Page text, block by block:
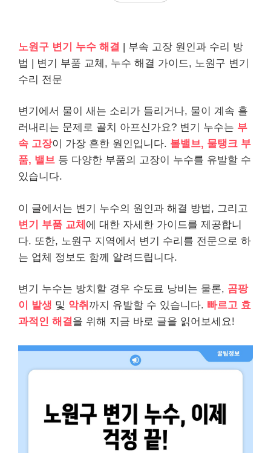
노원구 변기 누수 해결 | 부속 고장 원인과 수리 방
법 | 변기 부품 교체, 누수 해결 가이드, 노원구 변기
수리 전문
변기에서 물이 새는 소리가 들리거나, 물이 계속 흘
러내리는 문제로 골치 아프신가요? 변기 누수는 부
속 고장이 가장 흔한 원인입니다. 볼밸브, 물탱크 부
품, 밸브 등 다양한 부품의 고장이 누수를 유발할 수
있습니다.
이 글에서는 변기 누수의 원인과 해결 방법, 그리고
변기 부품 교체 에 대한 자세한 가이드를 제공합니
다. 또한, 노원구 지역에서 변기 수리를 전문으로 하
는 업체 정보도 함께 알려드립니다.
변기 누수는 방치할 경우 수도료 낭비는 물론, 곰팡
이 발생 및 악취 까지 유발할 수 있습니다. 빠르고 효
과적인 해결을 위해 지금 바로 글을 읽어보세요!